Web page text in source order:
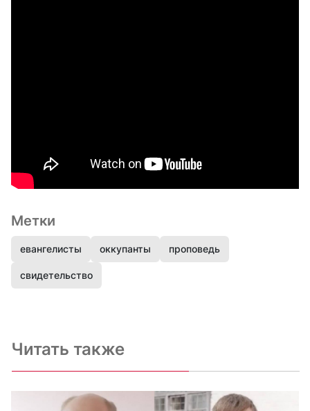
Метки
евангелисты оккупанты проповедь
свидетельство
Читать также